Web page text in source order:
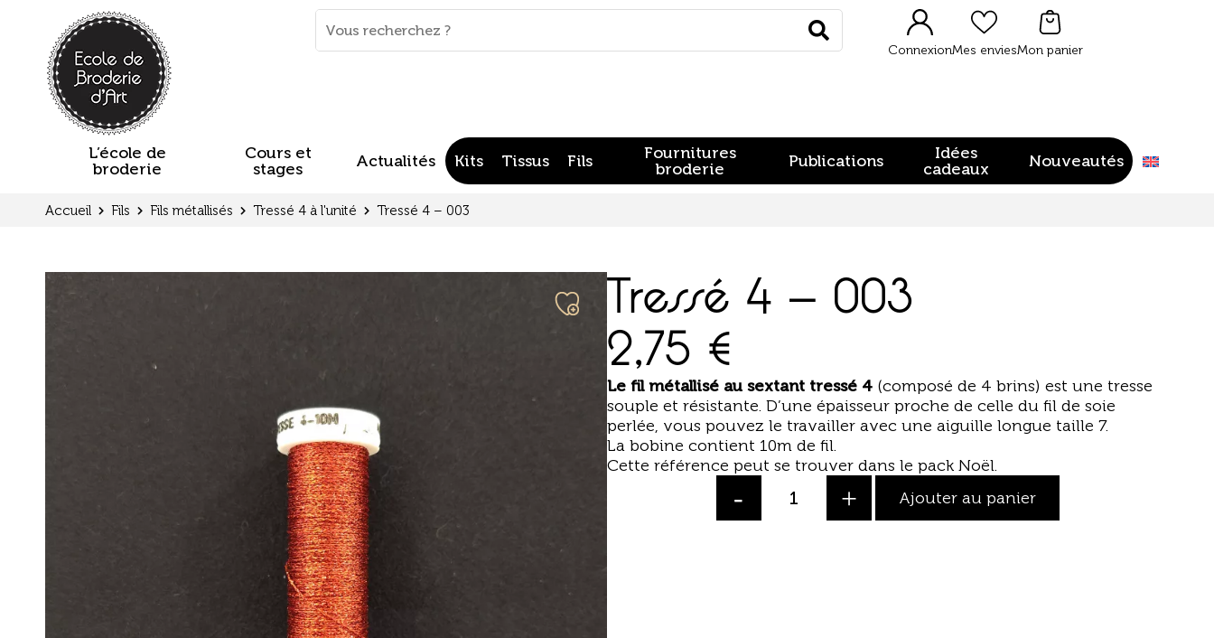
clés
Rechercher
ConnexionMes enviesMon panier
L’école de
broderie
Cours et
stages
Actualités Kits Tissus Fils
Fournitures
broderie
Publications
Idées
cadeaux
Nouveautés
Accueil Fils Fils métallisés Tressé 4 à l'unité Tressé 4 – 003
Tressé 4 – 003
2,75 €
Le filmétallisé au sextant tressé 4 (composé de 4 brins) est une tresse
souple et résistante. D’une épaisseur proche de celle du fil de soie
perlée, vous pouvez le travailler avec une aiguille longue taille 7.
La bobine contient 10m de fil.
Cette référence peut se trouver dans le pack Noël.
- + Ajouter au panier
Panneau de gestion des cookies